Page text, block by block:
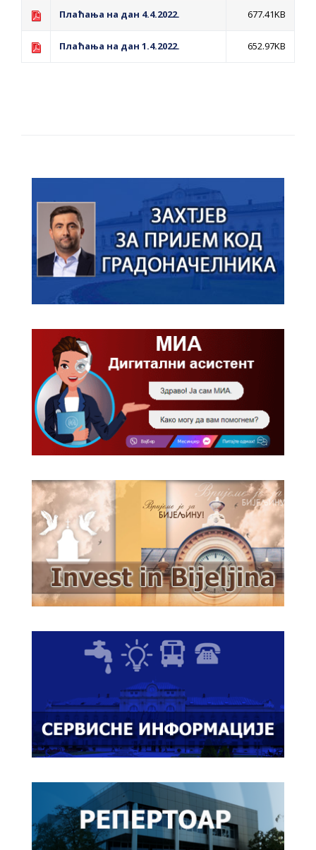
Плаћања на дан 4.4.2022. 677.41KB
Плаћања на дан 1.4.2022. 652.97KB